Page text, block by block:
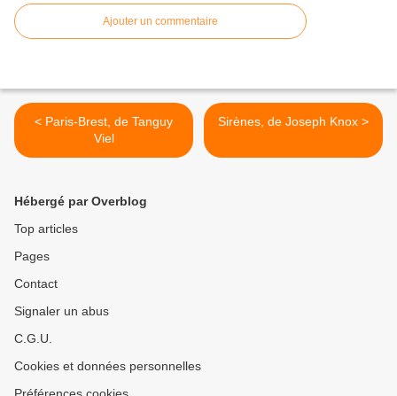
Ajouter un commentaire
< Paris-Brest, de Tanguy
Viel
Sirènes, de Joseph Knox >
Hébergé par Overblog
Top articles
Pages
Contact
Signaler un abus
C.G.U.
Cookies et données personnelles